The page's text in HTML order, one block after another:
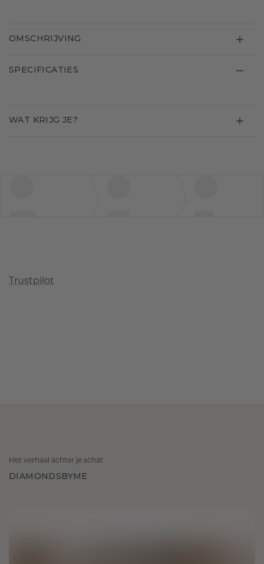
OMSCHRIJVING
SPECIFICATIES
WAT KRIJG JE?
Trustpilot
Het verhaal achter je schat
DIAMONDSBYME